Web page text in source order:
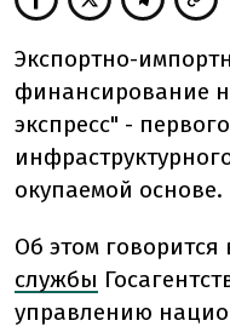
Экспортно-
финансирование
экспресс" -
окупаемой основе.
Об этом
службы
управлению